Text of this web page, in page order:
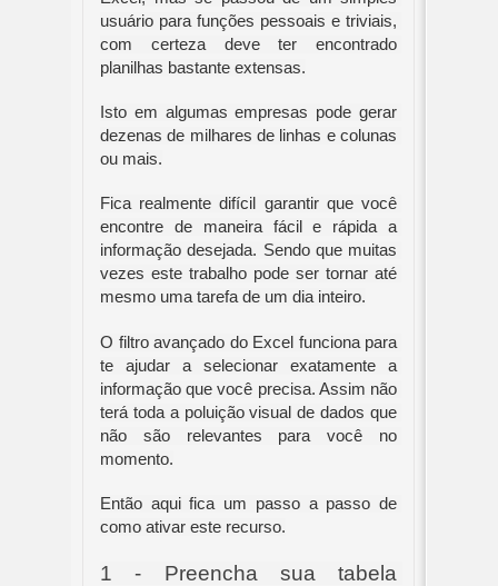
usuário para funções pessoais e triviais,
com certeza deve ter encontrado
planilhas bastante extensas.
Isto em algumas empresas pode gerar
dezenas de milhares de linhas e colunas
ou mais.
Fica realmente difícil garantir que você
encontre de maneira fácil e rápida a
informação desejada. Sendo que muitas
vezes este trabalho pode ser tornar até
mesmo uma tarefa de um dia inteiro.
O filtro avançado do Excel funciona para
te ajudar a selecionar exatamente a
informação que você precisa. Assim não
terá toda a poluição visual de dados que
não são relevantes para você no
momento.
Então aqui fica um passo a passo de
como ativar este recurso.
1 - Preencha sua tabela